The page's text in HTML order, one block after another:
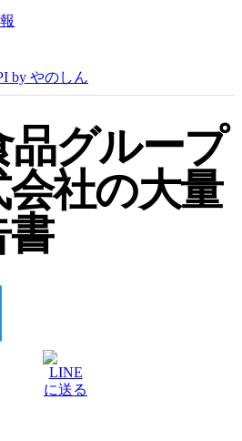
by やのしん
グループ
社の大量
書